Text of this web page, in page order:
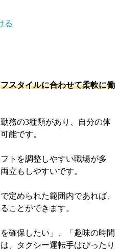
る
スタイルに合わせて柔軟に働
務の3種類があり、自分の体
能です。
トを調整しやすい職場が多
立もしやすいです。
定められた範囲内であれば、
ことができます。
確保したい」、「趣味の時間
、タクシー運転手はぴったり